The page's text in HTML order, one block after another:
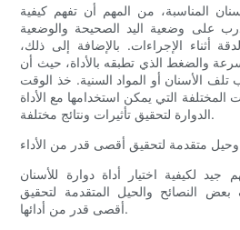
المناسبة، من المهم أن تفهم كيفية
على وضعية اليد الصحيحة والوضعية
أثناء الإجراءات. بالإضافة إلى ذلك،
والضغط الذي تطبقه بالأداة، حيث أن
الأسنان أو المواد السنية. خذ الوقت
التي يمكن استخدامها مع الأداة
الدوارة لتحقيق تأثيرات ونتائج مختلفة.
وحيل متقدمة لتحقيق أقصى قدر من الأداء
لكيفية اختيار أداة دوارة للأسنان
النصائح والحيل المتقدمة لتحقيق
أقصى قدر من أدائها.